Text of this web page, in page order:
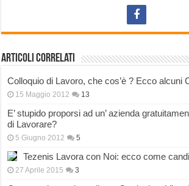
Articoli correlati
Colloquio di Lavoro, che cos’è ? Ecco alcuni
15 Maggio 2012 13
E’ stupido proporsi ad un’ azienda
di Lavorare?
5 Giugno 2012 5
Tezenis Lavora con Noi: ecco come
27 Aprile 2015 3